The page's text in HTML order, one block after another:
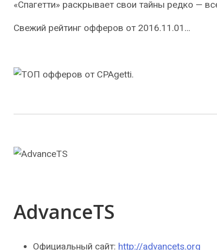
«Спагетти» раскрывает свои тайны редко —
Свежий рейтинг офферов от 2016.11.01…
AdvanceTS
Официальный сайт: http://advancets.org